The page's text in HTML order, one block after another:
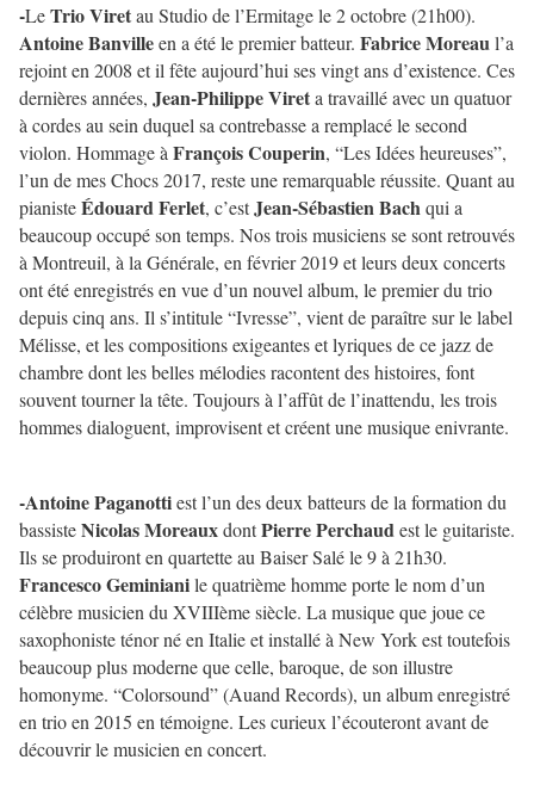
-LeTrio Viretau Studio de l’Ermitage le 2 octobre (21h00).
Antoine Banvilleen a été le premier batteur. Fabrice Moreaul’a
rejoint en 2008 et il fête aujourd’hui ses vingt ans d’existence. Ces
dernières années, Jean-Philippe Vireta travaillé avec un quatuor
à cordes au sein duquel sa contrebasse a remplacé le second
violon. Hommage à François Couperin, “Les Idées heureuses”,
l’un de mes Chocs 2017, reste une remarquable réussite. Quant au
pianisteÉdouard Ferlet, c’estJean-Sébastien Bachqui a
beaucoup occupé son temps. Nos trois musiciens se sont retrouvés
à Montreuil, à la Générale, en février 2019 et leurs deux concerts
ont été enregistrés en vue d’un nouvel album, le premier du trio
depuis cinq ans. Il s’intitule “Ivresse”, vient de paraître sur le label
Mélisse, et les compositions exigeantes et lyriques de ce jazz de
chambre dont les belles mélodies racontent des histoires, font
souvent tourner la tête. Toujours à l’affût de l’inattendu, les trois
hommes dialoguent, improvisent et créent une musique enivrante.
-Antoine Paganottiest l’un des deux batteurs de la formation du
bassisteNicolas MoreauxdontPierre Perchaudest le guitariste.
Ils se produiront en quartette au Baiser Salé le 9 à 21h30.
Francesco Geminianile quatrième homme porte le nom d’un
célèbre musicien du XVIIIème siècle. La musique que joue ce
saxophoniste ténor né en Italie et installé à New York est toutefois
beaucoup plus moderne que celle, baroque, de son illustre
homonyme. “Colorsound” (Auand Records), un album enregistré
en trio en 2015 en témoigne. Les curieux l’écouteront avant de
découvrir le musicien en concert.